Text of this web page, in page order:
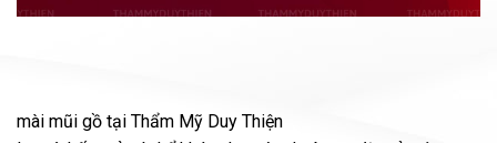
mài mũi gồ tại Thẩm Mỹ Duy Thiện